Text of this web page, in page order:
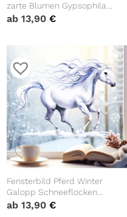
zarte Blumen Gypsophila
Blumenwiese, Fensterdeko
ab13,90€
Fensterbild Pferd Winter
Galopp Schneeflocken
wiederverwendbare
ab13,90€